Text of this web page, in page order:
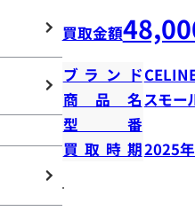
買取金額
ブランド
商品名スモー
型番
買取時期2025